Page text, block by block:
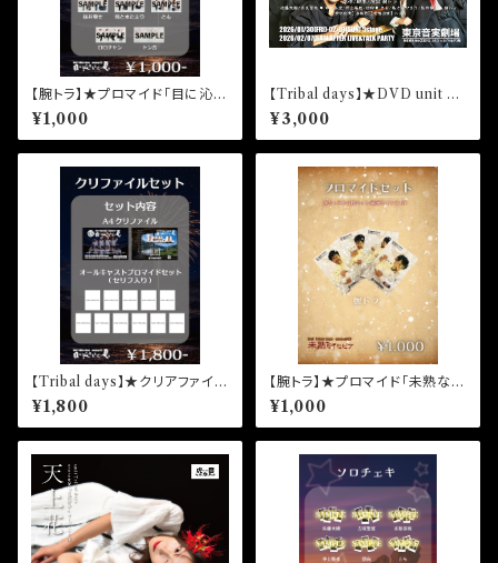
【腕トラ】★プロマイド「目に沁み
るんだ、夏。」黒岩篤士
¥1,000
【Tribal days】★DVD unit Tr
ibal days -season10-「空白の
メモリー」
¥3,000
【Tribal days】★クリアファイル
＆プロマイド unit Tribal days
-season10-「目に沁みるんだ、
夏。」
¥1,800
【腕トラ】★プロマイド「未熟なセ
ピア」渋谷章介
¥1,000